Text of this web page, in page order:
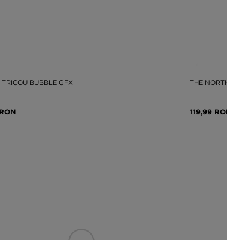
BUBBLE GFX THE
119,99